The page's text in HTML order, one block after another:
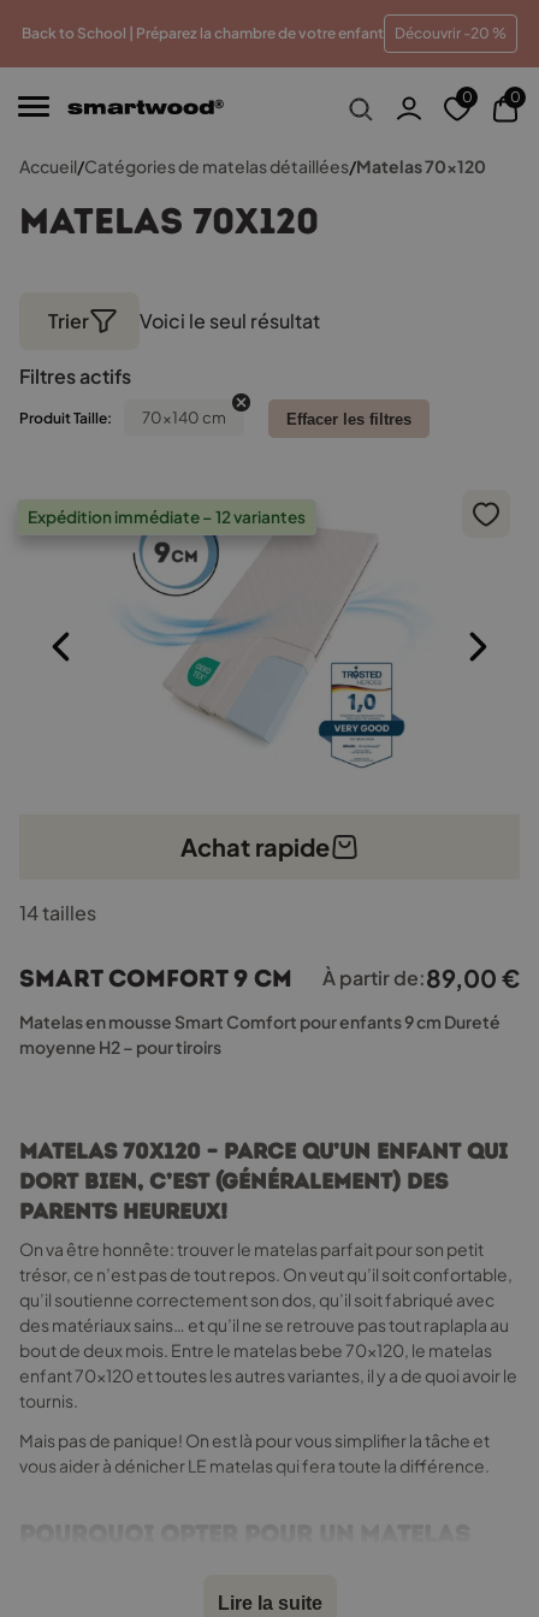
Back to School | Préparez la chambre de votre enfant Découvrir -20 %
meilleur prix Paiements en plusieurs fois sans frais
0 0
Accueil/Catégories de matelas détaillées/Matelas 70x120
Matelas 70x120
Trier Voici le seul résultat
Filtres actifs
Produit Taille: 70x140 cm Effacer les filtres
Expédition immédiate – 12 variantes
Achat rapide
produit
plusieurs
variations.
Les
options
sur
la
page
du
produit
14 tailles
Smart Comfort 9 cm À partir de:89,00 €
Matelas en mousse Smart Comfort pour enfants 9 cm Dureté
moyenne H2 – pour tiroirs
Matelas 70x120 – parce qu’un enfant qui
dort bien, c’est (généralement) des
parents heureux!
On va être honnête: trouver le matelas parfait pour son petit
trésor, ce n’est pas de tout repos. On veut qu’il soit confortable,
qu’il soutienne correctement son dos, qu’il soit fabriqué avec
des matériaux sains… et qu’il ne se retrouve pas tout raplapla au
bout de deux mois. Entre le matelas bebe 70x120, le matelas
enfant 70x120 et toutes les autres variantes, il y a de quoi avoir le
tournis.
Mais pas de panique! On est là pour vous simplifier la tâche et
vous aider à dénicher LE matelas qui fera toute la différence.
Le matelas enfant 120x70, c’est pile la bonne taille pour les lits
Lire la suite